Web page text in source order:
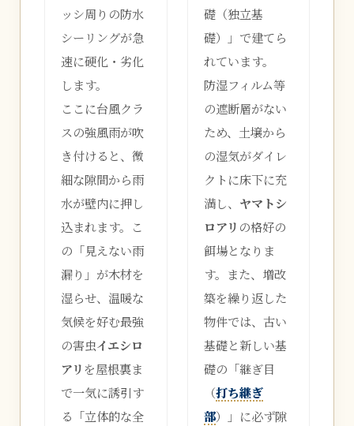
ッシ周りの防水
シーリングが急
速に硬化・劣化
します。
ここに台風クラ
スの強風雨が吹
き付けると、微
細な隙間から雨
水が壁内に押し
込まれます。こ
の「見えない雨
漏り」が木材を
湿らせ、温暖な
気候を好む最強
の害虫イエシロ
アリを屋根裏ま
で一気に誘引す
る「立体的な全
礎（独立基
礎）」で建てら
れています。
防湿フィルム等
の遮断層がない
ため、土壌から
の湿気がダイレ
クトに床下に充
満し、 ヤマトシ
ロアリ の格好の
餌場となりま
す。また、増改
築を繰り返した
物件では、古い
基礎と新しい基
礎の「継ぎ目
（打ち継ぎ
部）」に必ず隙